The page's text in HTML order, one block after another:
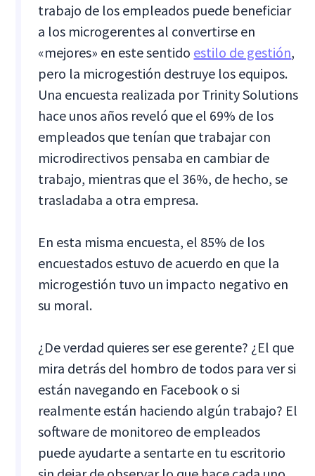
trabajo de los empleados puede beneficiar
a los microgerentes al convertirse en
«mejores» en este sentido estilo de gestión,
pero la microgestión destruye los equipos.
Una encuesta realizada por Trinity Solutions
hace unos años reveló que el 69% de los
empleados que tenían que trabajar con
microdirectivos pensaba en cambiar de
trabajo, mientras que el 36%, de hecho, se
trasladaba a otra empresa.
En esta misma encuesta, el 85% de los
encuestados estuvo de acuerdo en que la
microgestión tuvo un impacto negativo en
su moral.
¿De verdad quieres ser ese gerente? ¿El que
mira detrás del hombro de todos para ver si
están navegando en Facebook o si
realmente están haciendo algún trabajo? El
software de monitoreo de empleados
puede ayudarte a sentarte en tu escritorio